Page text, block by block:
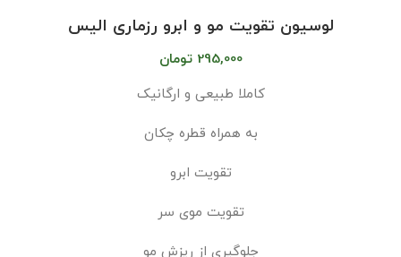
لوسیون تقویت مو و ابرو رزماری الیس
295,000 تومان
کاملا طبیعی و ارگانیک
به همراه قطره چکان
تقویت ابرو
تقویت موی سر
جلوگیری از ریزش مو